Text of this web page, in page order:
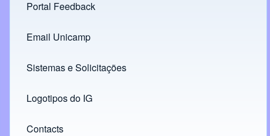
Footer menu
Portal Feedback
Links
Email Unicamp
(opens in new tab)
Sistemas e Solicitações
(opens in new tab)
Logotipos do IG
(opens in new tab)
Contacts